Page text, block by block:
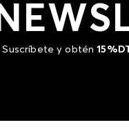
Suscríbete y obtén